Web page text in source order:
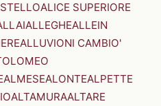
ALICE SUPERIORE
ALLEGHEALLEIN
ALLUVIONI CAMBIO'
ALMESEALONTEALPETTE
ALTAMURAALTARE